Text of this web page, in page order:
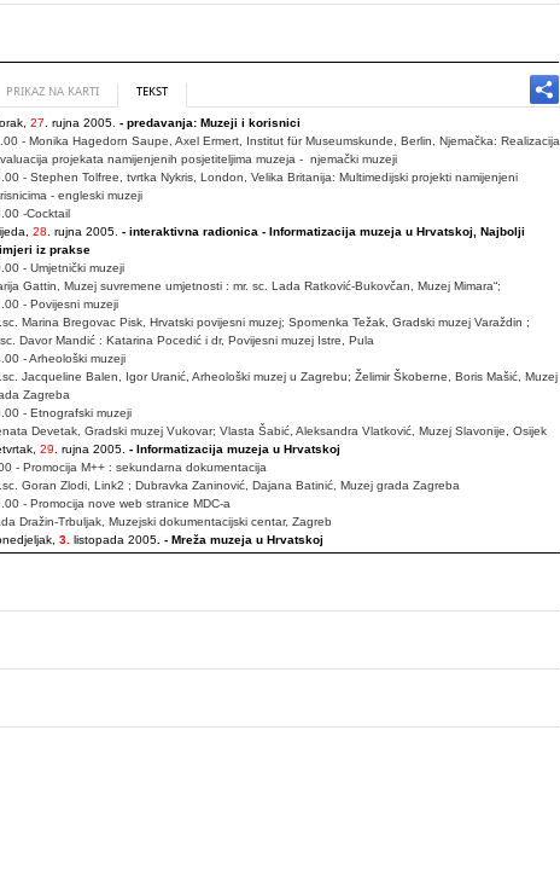
PRIKAZ NA KARTI TEKST
27 . rujna 2005. - predavanja: Muzeji i korisnici
- Monika Hagedorn Saupe, Axel Ermert, Institut für Museumskunde, Berlin, Njemačka: Realizacija
projekata namijenjenih posjetiteljima muzeja - njemački muzeji
- Stephen Tolfree, tvrtka Nykris, London, Velika Britanija: Multimedijski projekti namijenjeni
- engleski muzeji
-Cocktail
28 . rujna 2005. - interaktivna radionica - Informatizacija muzeja u Hrvatskoj, Najbolji
iz prakse
- Umjetnički muzeji
Gattin, Muzej suvremene umjetnosti : mr. sc. Lada Ratković-Bukovčan, Muzej Mimara“;
- Povijesni muzeji
Marina Bregovac Pisk, Hrvatski povijesni muzej; Spomenka Težak, Gradski muzej Varaždin ;
Davor Mandić : Katarina Pocedić i dr, Povijesni muzej Istre, Pula
- Arheološki muzeji
Jacqueline Balen, Igor Uranić, Arheološki muzej u Zagrebu; Želimir Škoberne, Boris Mašić, Muzej
Zagreba
- Etnografski muzeji
Devetak, Gradski muzej Vukovar; Vlasta Šabić, Aleksandra Vlatković, Muzej Slavonije, Osijek
29 . rujna 2005. - Informatizacija muzeja u Hrvatskoj
- Promocija M++ : sekundarna dokumentacija
Goran Zlodi, Link2 ; Dubravka Zaninović, Dajana Batinić, Muzej grada Zagreba
- Promocija nove web stranice MDC-a
Dražin-Trbuljak, Muzejski dokumentacijski centar, Zagreb
3. listopada 2005 . - Mreža muzeja u Hrvatskoj
- Mreža muzeja u Hrvatskoj
- Marijanović, Hrvatski povijesni muzej, Zagreb : Davor Žagar, Hrvatski prirodoslovni muzej,
- Prezentacija Registra muzeja, galerija i zbirki u Republici Hrvatskoj